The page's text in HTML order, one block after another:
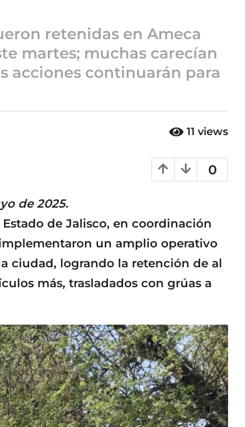
retenidas en Ameca
martes; muchas carecían
acciones continuarán para
11 views
0
de 2025.
de Jalisco, en coordinación
un amplio operativo
ciudad, logrando la retención de al
más, trasladados con grúas a